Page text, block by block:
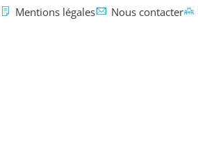
Mentions légales Nous contacter